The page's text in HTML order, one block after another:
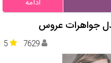
ادامه
جواهرات عروس
5 7629